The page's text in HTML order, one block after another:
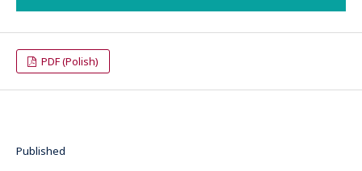
PDF (Polish)
Published